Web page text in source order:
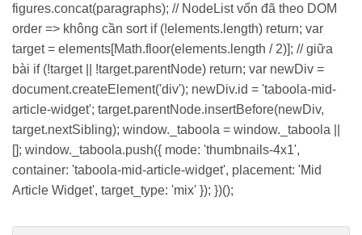
figures.concat(paragraphs); // NodeList vốn đã theo DOM
order => không cần sort if (!elements.length) return; var
target = elements[Math.floor(elements.length / 2)]; // giữa
bài if (!target || !target.parentNode) return; var newDiv =
document.createElement('div'); newDiv.id = 'taboola-mid-
article-widget'; target.parentNode.insertBefore(newDiv,
target.nextSibling); window._taboola = window._taboola ||
[]; window._taboola.push({ mode: 'thumbnails-4x1',
container: 'taboola-mid-article-widget', placement: 'Mid
Article Widget', target_type: 'mix' }); })();